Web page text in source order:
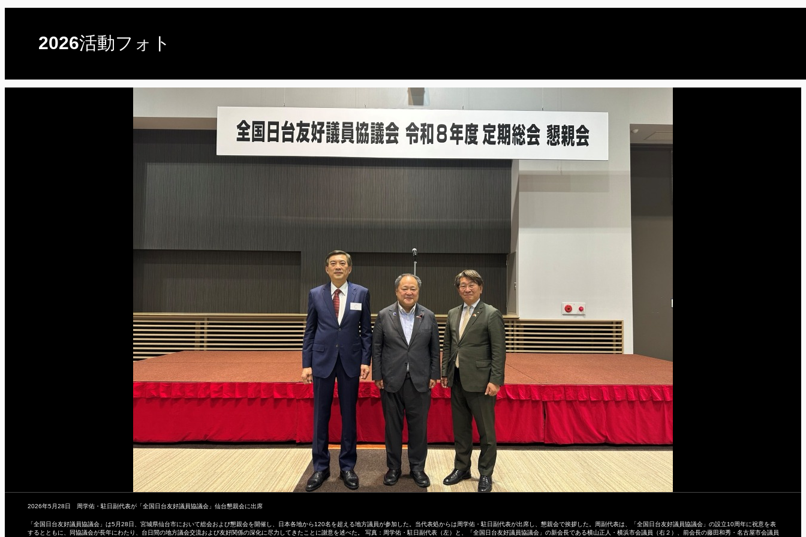
2026活動フォト
2026年5月28日 周学佑・駐日副代表が「全国日台友好議員協議会」仙台懇親会に出席
「全国日台友好議員協議会」は5月28日、宮城県仙台市において総会および懇親会を開催し、日本各地から120名を超える地方議員が参加した。当代表処からは周学佑・駐日副代表が出席し、懇親会で挨拶した。周副代表は、「全国日台友好議員協議会」の設立10周年に祝意を表
するとともに、同協議会が長年にわたり、台日間の地方議会交流および友好関係の深化に尽力してきたことに謝意を述べた。 写真：周学佑・駐日副代表（左）と、「全国日台友好議員協議会」の新会長である横山正人・横浜市会議員（右２）、前会長の藤田和秀・名古屋市会議員